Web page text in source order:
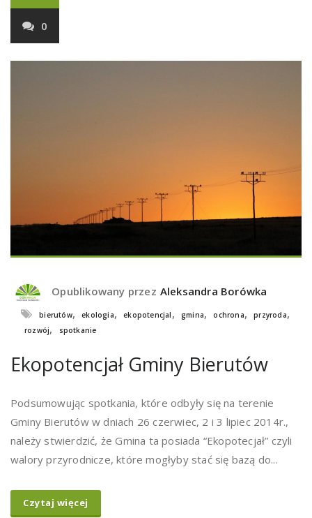
0
Opublikowany przez Aleksandra Borówka
bierutów, ekologia, ekopotencjal , gmina, ochrona, przyroda,
rozwój, spotkanie
Ekopotencjał Gminy Bierutów
Podsumowując spotkania, które odbyły się na terenie
Gminy Bierutów w dniach 26 czerwiec, 2 i 3 lipiec 2014r.,
należy stwierdzić, że Gmina ta posiada “Ekopotecjał” czyli
walory przyrodnicze, które mogłyby stać się bazą do...
Czytaj więcej